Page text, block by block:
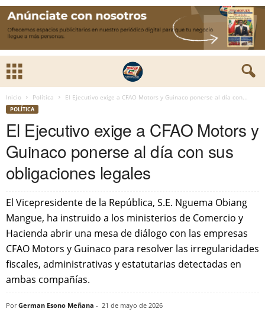
Inicio Política El Ejecutivo exige a CFAO Motors y Guinaco ponerse al día con...
POLÍTICA
El Ejecutivo exige a CFAO Motors y
Guinaco ponerse al día con sus
obligaciones legales
El Vicepresidente de la República, S.E. Nguema Obiang
Mangue, ha instruido a los ministerios de Comercio y
Hacienda abrir una mesa de diálogo con las empresas
CFAO Motors y Guinaco para resolver las irregularidades
fiscales, administrativas y estatutarias detectadas en
ambas compañías.
Por German Esono Meñana - 21 de mayo de 2026